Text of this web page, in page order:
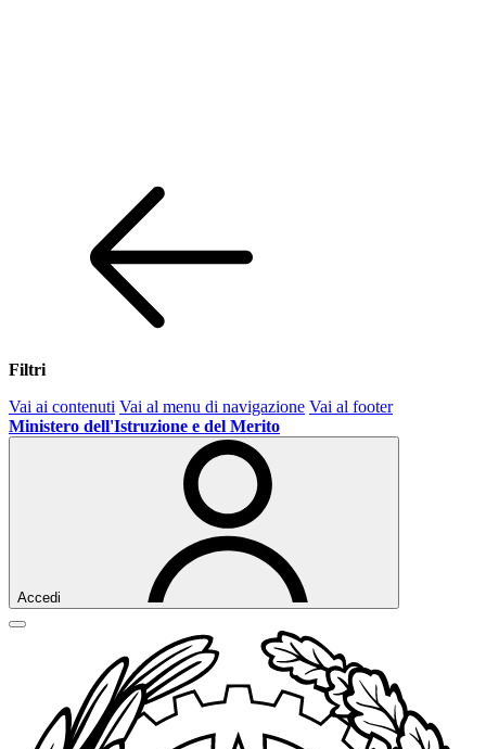
Filtri
Vai ai contenuti Vai al menu di navigazione Vai al footer
Ministero dell'Istruzione e del Merito
Accedi